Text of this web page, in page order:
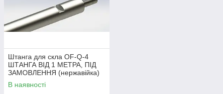
Штанга для скла OF-Q-4
ШТАНГА ВІД 1 МЕТРА, ПІД
ЗАМОВЛЕННЯ (нержавійка)
В наявності